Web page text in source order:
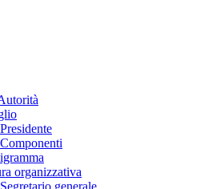
Presidente
Componenti
organizzativa
Segretario generale